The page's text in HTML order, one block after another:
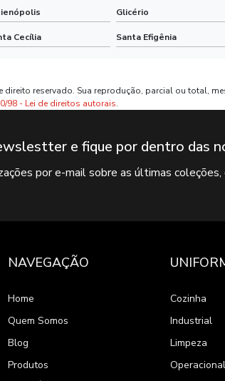
Glicério
Cecília Santa Efigênia
direito reservado. Sua reprodução, parcial ou total,
98 - Lei de direitos autorais.
e fique por dentro das
por e-mail sobre as últimas coleções,
NAVEGAÇÃO
Home
Quem Somos
Blog
Produtos
Cozinha
Industrial
Limpeza
Operacional